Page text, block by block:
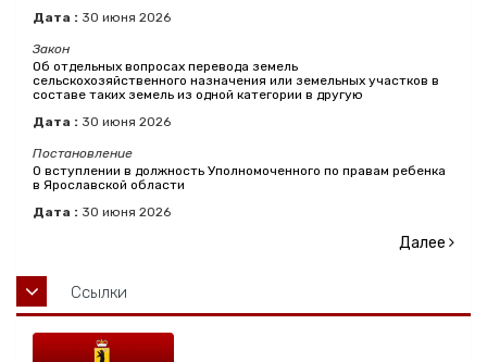
Дата : 30 июня 2026
Закон
Об отдельных вопросах перевода земель
сельскохозяйственного назначения или земельных участков в
составе таких земель из одной категории в другую
Дата : 30 июня 2026
Постановление
О вступлении в должность Уполномоченного по правам ребенка
в Ярославской области
Дата : 30 июня 2026
Далее
Ссылки